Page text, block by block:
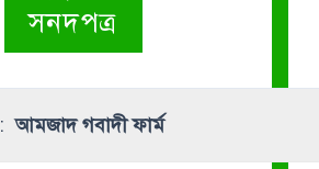
সনদপত্র
:আমজাদ গবাদী ফার্ম